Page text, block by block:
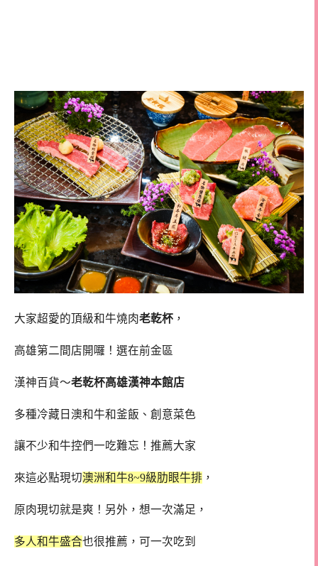
大家超愛的頂級和牛燒肉老乾杯 ，
高雄第二間店開囉！選在前金區
漢神百貨～老乾杯高雄漢神本館店
多種冷藏日澳和牛和釜飯、創意菜色
讓不少和牛控們一吃難忘！推薦大家
來這必點現切澳洲和牛8~9級肋眼牛排 ，
原肉現切就是爽！另外，想一次滿足，
多人和牛盛合也很推薦，可一次吃到